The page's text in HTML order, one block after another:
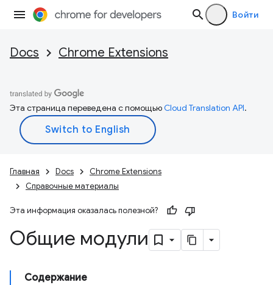
Войти
Docs Chrome Extensions
Эта страница переведена с помощьюCloud Translation API.
Главная Docs
Chrome Extensions
Справочные материалы
Эта информация оказалась полезной?
Общие модули
Содержание